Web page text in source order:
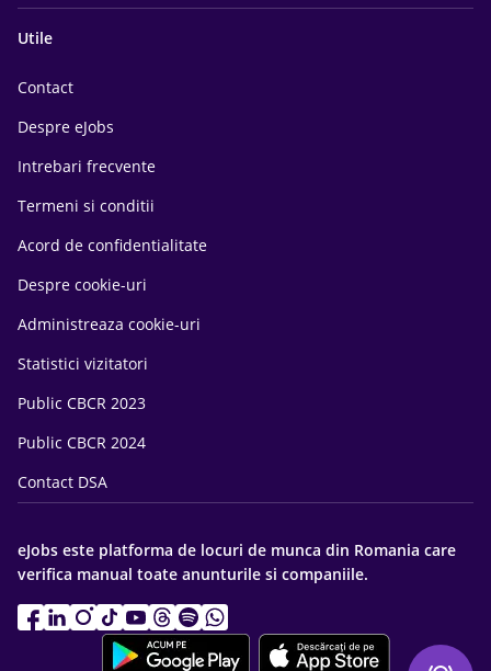
Utile
Contact
Despre eJobs
Intrebari frecvente
Termeni si conditii
Acord de confidentialitate
Despre cookie-uri
Administreaza cookie-uri
Statistici vizitatori
Public CBCR 2023
Public CBCR 2024
Contact DSA
eJobs este platforma de locuri de munca din Romania care
verifica manual toate anunturile si companiile.